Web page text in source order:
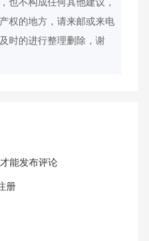
权的地方，请来邮或来电
时的进行整理删除，谢
能发布评论
册